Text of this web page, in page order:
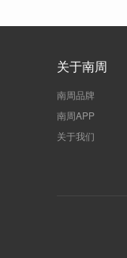
关于南周
南周品牌
南周APP
关于我们